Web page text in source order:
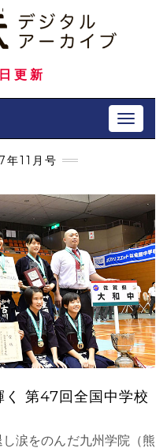
更新
Toggle
年11月号
く 第47回全国中学校
涙をのんだ九州学院（熊